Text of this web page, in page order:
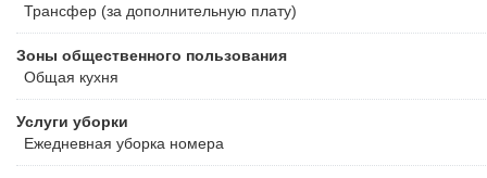
Трансфер (за дополнительную плату)
Зоны общественного пользования
Общая кухня
Услуги уборки
Ежедневная уборка номера